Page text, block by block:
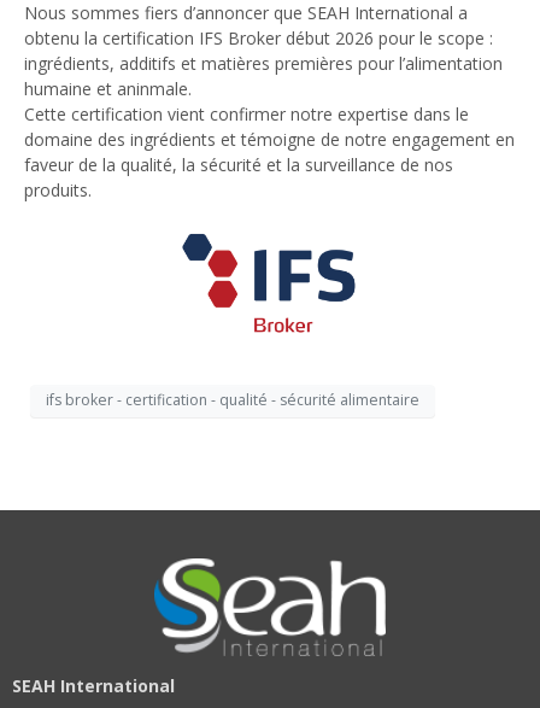
Nous sommes fiers d’annoncer que SEAH International a
obtenu la certification IFS Broker début 2026 pour le scope :
ingrédients, additifs et matières premières pour l’alimentation
humaine et aninmale.
Cette certification vient confirmer notre expertise dans le
domaine des ingrédients et témoigne de notre engagement en
faveur de la qualité, la sécurité et la surveillance de nos
produits.
ifs broker - certification - qualité - sécurité alimentaire
SEAH International